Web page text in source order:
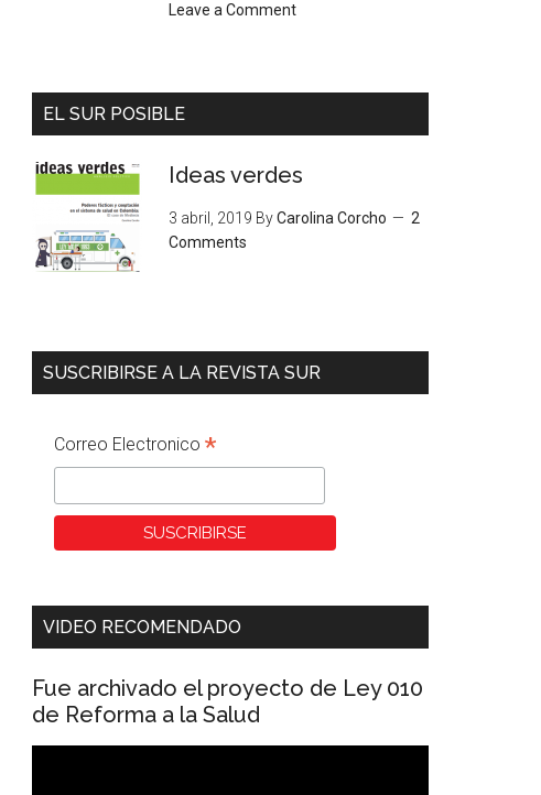
Leave a Comment
EL SUR POSIBLE
Ideas verdes
3 abril, 2019 ByCarolina Corcho
2
Comments
SUSCRIBIRSE A LA REVISTA SUR
Correo Electronico *
VIDEO RECOMENDADO
Fue archivado el proyecto de Ley 010
de Reforma a la Salud